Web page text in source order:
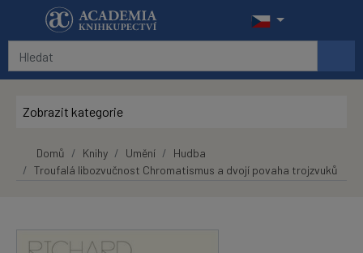
Přeskočit na hlavní obsah
Zobrazit kategorie
Domů Knihy Umění
Hudba
Troufalá libozvučnost Chromatismus a dvojí povaha trojzvuků